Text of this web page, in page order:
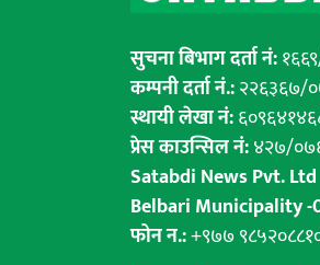
सुचना बिभाग दर्ता नं:
कम्पनी दर्ता नं.:२२६३६७/
स्थायी लेखा नं:
प्रेस काउन्सिल नं:४२७/
Satabdi News Pvt. Ltd
Belbari Municipality -
फोन न.:+९७७